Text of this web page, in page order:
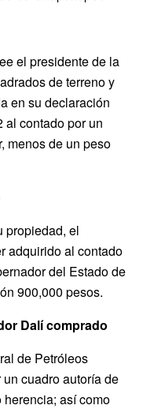
el presidente de la
de terreno y
en su declaración
al contado por un
menos de un peso
propiedad, el
adquirido al contado
del Estado de
900,000 pesos.
Dalí comprado
de Petróleos
cuadro autoría de
así como